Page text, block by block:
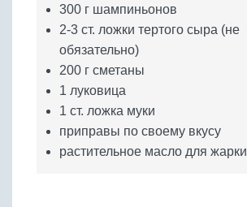
300 г шампиньонов
2-3 ст. ложки тертого сыра (не
обязательно)
200 г сметаны
1 луковица
1 ст. ложка муки
приправы по своему вкусу
растительное масло для жарки